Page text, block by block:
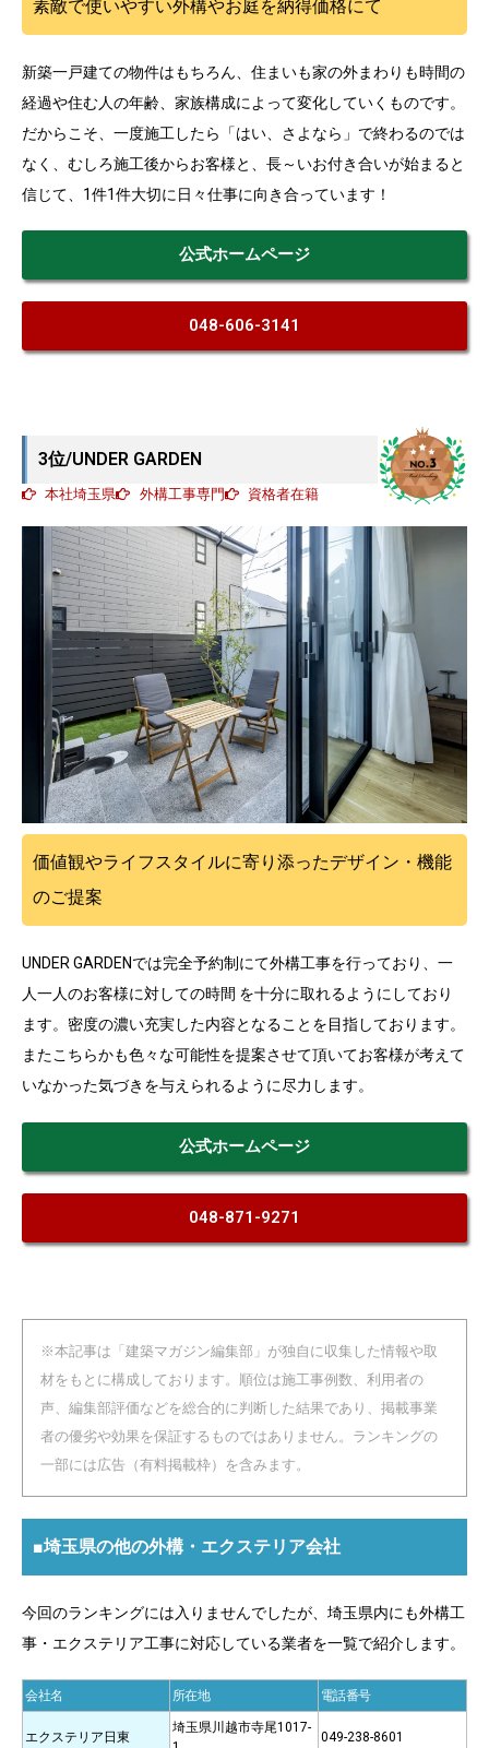
素敵で使いやすい外構やお庭を納得価格にて
新築一戸建ての物件はもちろん、住まいも家の外まわりも時間の
経過や住む人の年齢、家族構成によって変化していくものです。
だからこそ、一度施工したら「はい、さよなら」で終わるのでは
なく、むしろ施工後からお客様と、長～いお付き合いが始まると
信じて、1件1件大切に日々仕事に向き合っています！
公式ホームページ
048-606-3141
3位/UNDER GARDEN
本社埼玉県 外構工事専門 資格者在籍
価値観やライフスタイルに寄り添ったデザイン・機能
のご提案
UNDER GARDENでは完全予約制にて外構工事を行っており、一
人一人のお客様に対しての時間 を十分に取れるようにしており
ます。密度の濃い充実した内容となることを目指しております。
またこちらかも色々な可能性を提案させて頂いてお客様が考えて
いなかった気づきを与えられるように尽力します。
公式ホームページ
048-871-9271
※本記事は「建築マガジン編集部」が独自に収集した情報や取
材をもとに構成しております。順位は施工事例数、利用者の
声、編集部評価などを総合的に判断した結果であり、掲載事業
者の優劣や効果を保証するものではありません。ランキングの
一部には広告（有料掲載枠）を含みます。
■埼玉県の他の外構・エクステリア会社
今回のランキングには入りませんでしたが、埼玉県内にも外構工
事・エクステリア工事に対応している業者を一覧で紹介します。
会社名 所在地 電話番号
エクステリア日東
埼玉県川越市寺尾1017-
049-238-8601